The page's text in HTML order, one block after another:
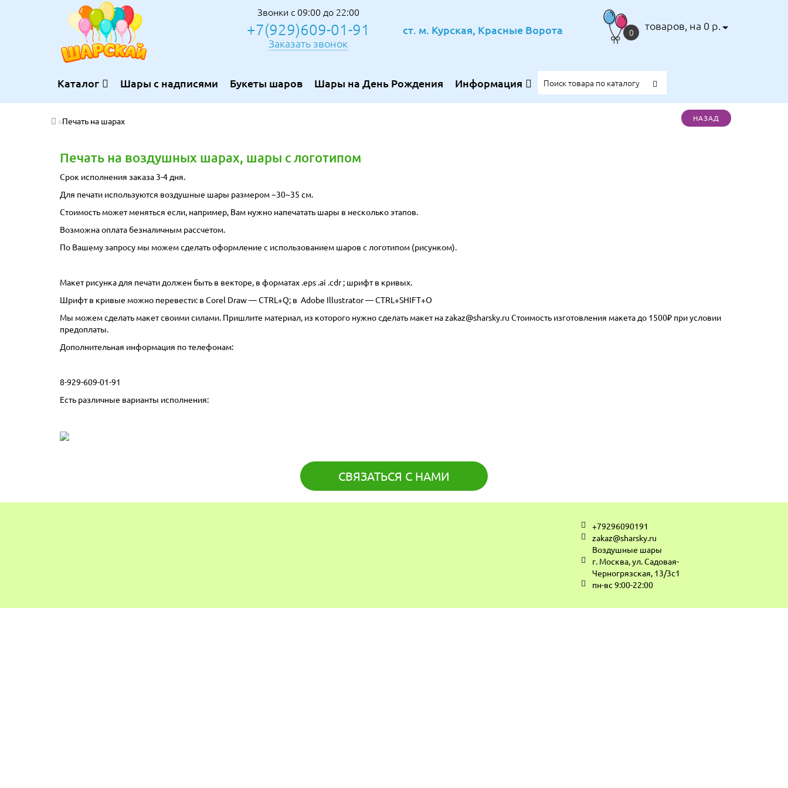
Звонки с 09:00 до 22:00
+7(929)609-01-91
Заказать звонок
ст. м. Курская, Красные Ворота 0 товаров, на 0 р.
Каталог Шары с надписями Букеты шаров Шары на День Рождения Информация
Печать на шарах
Печать на воздушных шарах, шары с логотипом
Срок исполнения заказа 3-4 дня.
Для печати используются воздушные шары размером ~30~35 см.
Стоимость может меняться если, например, Вам нужно напечатать шары в несколько этапов.
Возможна оплата безналичным рассчетом.
По Вашему запросу мы можем сделать оформление с использованием шаров с логотипом (рисунком).
Макет рисунка для печати должен быть в векторе, в форматах .eps .ai .cdr ; шрифт в кривых.
Шрифт в кривые можно перевести: в Corel Draw — CTRL+Q; в Adobe Illustrator — CTRL+SHIFT+O
Мы можем сделать макет своими силами. Пришлите материал, из которого нужно сделать макет на zakaz@sharsky.ru Стоимость изготовления макета до 1500₽ при условии
предоплаты.
Дополнительная информация по телефонам:
8-929-609-01-91
Есть различные варианты исполнения:
СВЯЗАТЬСЯ С НАМИ
+79296090191
zakaz@sharsky.ru
Воздушные шары
г. Москва, ул. Садовая-
Черногрязская, 13/3с1
пн-вс 9:00-22:00